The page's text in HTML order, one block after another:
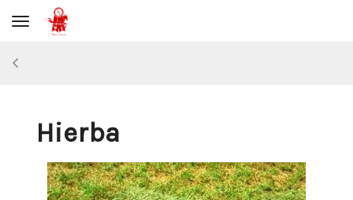
Toggle navigation
Hierba